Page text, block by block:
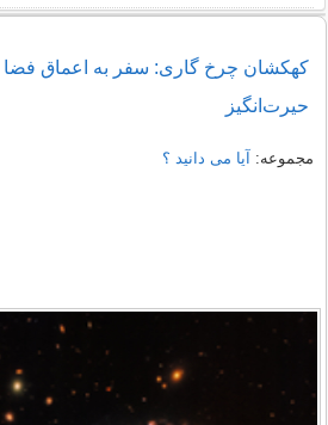
کهکشان چرخ گاری: سفر به اعماق فضا
حیرت‌انگیز
مجموعه: آیا می دانید ؟